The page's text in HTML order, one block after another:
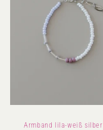
Armband lila-weiß silber